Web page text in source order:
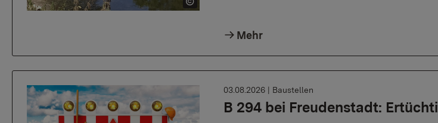
Mehr
B 294 bei Freudenstadt:
03.08.2026 | Baustellen